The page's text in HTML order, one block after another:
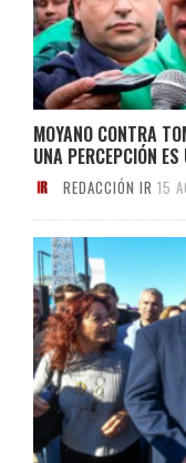
MOYANO CONTRA
UNA PERCEPCIÓN
REDACCIÓN IR 15